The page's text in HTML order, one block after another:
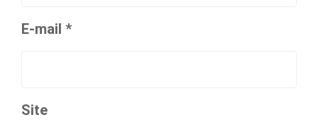
E-mail *
Site